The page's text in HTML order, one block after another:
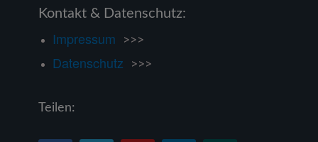
Kontakt & Datenschutz:
Impressum >>>
Datenschutz >>>
Teilen: